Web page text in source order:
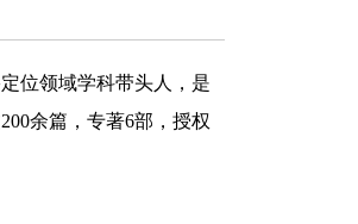
位领域学科带头人，是
余篇，专著6部，授权